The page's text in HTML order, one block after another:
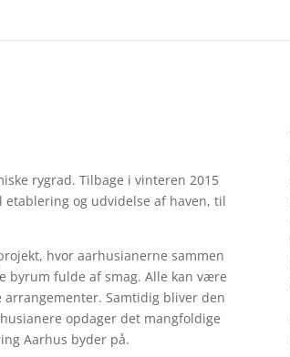
rygrad. Tilbage i vinteren 2015
og udvidelse af haven, til
hvor aarhusianerne sammen
byrum fulde af smag. Alle kan være
Samtidig bliver den
opdager det mangfoldige
Aarhus byder på.